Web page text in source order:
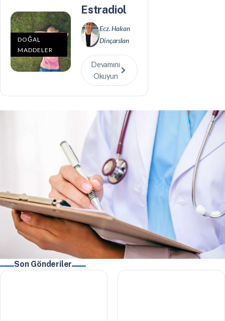
DOĞAL
MADDELER
Estradiol
Ecz. Hakan
Dinçarslan
Devamını
Okuyun
Son Gönderiler